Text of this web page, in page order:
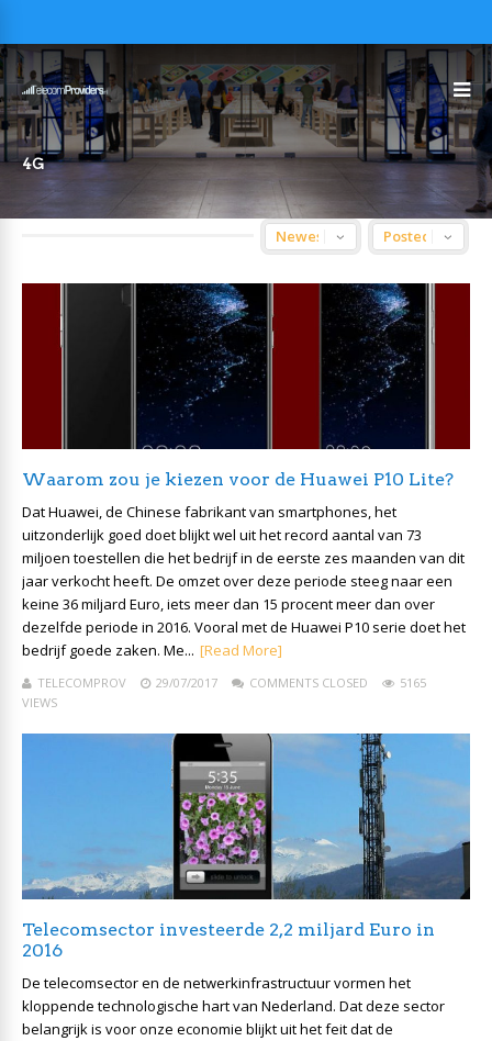
4G
Waarom zou je kiezen voor de Huawei P10 Lite?
Dat Huawei, de Chinese fabrikant van smartphones, het
uitzonderlijk goed doet blijkt wel uit het record aantal van 73
miljoen toestellen die het bedrijf in de eerste zes maanden van dit
jaar verkocht heeft. De omzet over deze periode steeg naar een
keine 36 miljard Euro, iets meer dan 15 procent meer dan over
dezelfde periode in 2016. Vooral met de Huawei P10 serie doet het
bedrijf goede zaken. Me... [Read More]
TELECOMPROV 29/07/2017 COMMENTS CLOSED
5165
VIEWS
Telecomsector investeerde 2,2 miljard Euro in
2016
De telecomsector en de netwerkinfrastructuur vormen het
kloppende technologische hart van Nederland. Dat deze sector
belangrijk is voor onze economie blijkt uit het feit dat de